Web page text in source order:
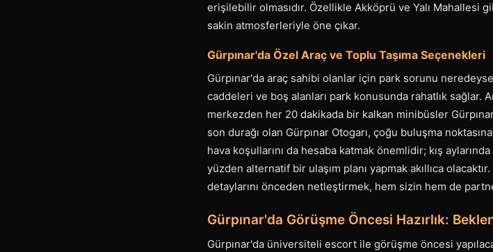
erişilebilir olmasıdır. Özellikle Akköprü ve Yalı Mahallesi
sakin atmosferleriyle öne çıkar.
Gürpınar'da Özel Araç ve Toplu Taşıma Seçenekleri
Gürpınar'da araç sahibi olanlar için park sorunu
caddeleri ve boş alanları park konusunda rahatlık sağlar.
merkezden her 20 dakikada bir kalkan minibüsler
son durağı olan Gürpınar Otogarı, çoğu buluşma
hava koşullarını da hesaba katmak önemlidir; kış
yüzden alternatif bir ulaşım planı yapmak akıllıca
detaylarını önceden netleştirmek, hem sizin hem de
Gürpınar'da Görüşme Öncesi Hazırlık:
Gürpınar'da üniversiteli escort ile görüşme öncesi